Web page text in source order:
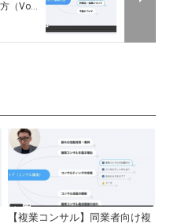
（Vo...
【複業コンサル】同業者向け複